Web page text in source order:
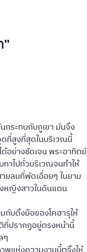
"
กระทบกับภูเขา มันจึง
ที่สูงที่สุดในบริเวณนี้
อย่างชัดเจน พระอาทิตย์
าไปทั่วบริเวณจนทำให้
ยลมที่พัดเอื่อยๆ ในยาม
หญิงสาวในดินแดน
กับดึงมือของโคฮารุให้
ที่ปรากฏอยู่ตรงหน้านี้
ๆ